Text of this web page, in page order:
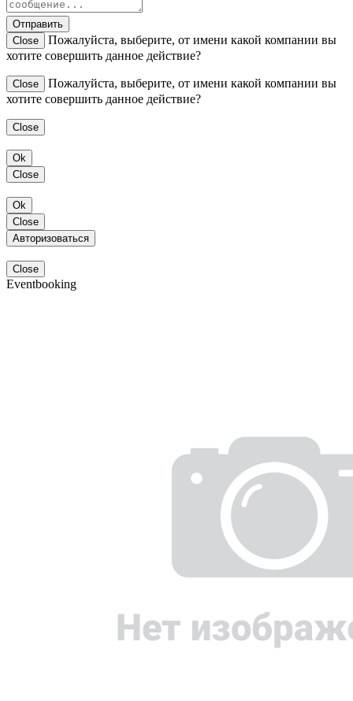
Отправить
Close
Пожалуйста, выберите, от имени какой компании вы
хотите совершить данное действие?
Close
Пожалуйста, выберите, от имени какой компании вы
хотите совершить данное действие?
Close
Ok
Close
Ok
Close
Авторизоваться
Close
Eventbooking